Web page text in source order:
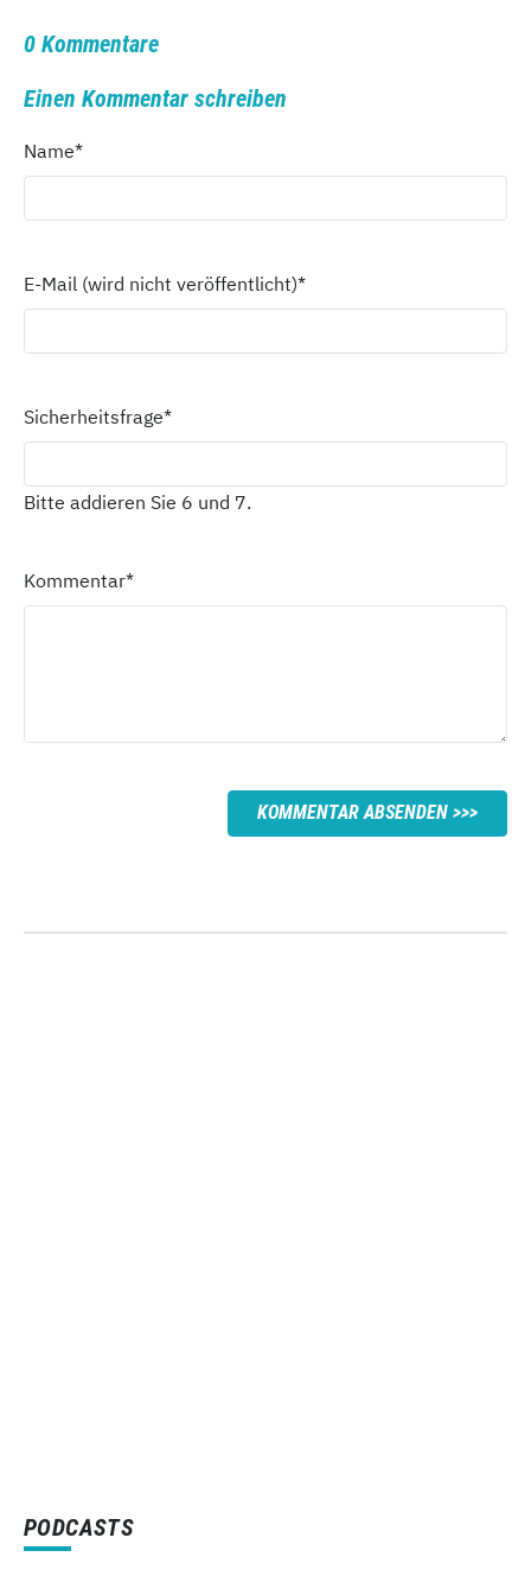
0 Kommentare
Einen Kommentar schreiben
Name*
E-Mail (wird nicht veröffentlicht)*
Sicherheitsfrage*
Bitte addieren Sie 6 und 7.
Kommentar*
KOMMENTAR ABSENDEN
PODCASTS